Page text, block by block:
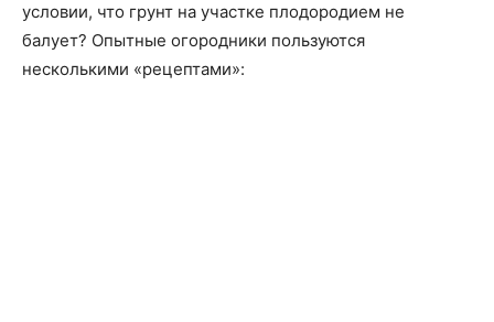
условии, что грунт на участке плодородием не
балует? Опытные огородники пользуются
несколькими «рецептами»: